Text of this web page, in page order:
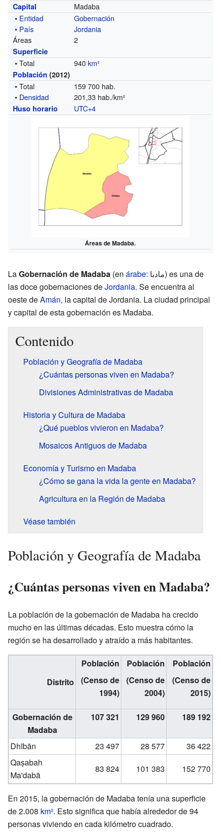
Capital
Madaba
• Entidad
Gobernación
• País
Jordania
Áreas
2
Superficie
• Total 940km²
Población (2012)
• Total
159 700 hab.
• Densidad 201,33 hab./km²
Huso horario UTC+4
Áreas de Madaba.
LaGobernación de Madaba (en árabe: مادبا) es una de
las doce gobernaciones deJordania. Se encuentra al
oeste deAmán, la capital de Jordania. La ciudad principal
y capital de esta gobernación es Madaba.
Contenido
Población y Geografía de Madaba
¿Cuántas personas viven en Madaba?
Divisiones Administrativas de Madaba
Historia y Cultura de Madaba
¿Qué pueblos vivieron en Madaba?
Mosaicos Antiguos de Madaba
Economía y Turismo en Madaba
¿Cómo se gana la vida la gente en Madaba?
Agricultura en la Región de Madaba
Véase también
Población y Geografía de Madaba
¿Cuántas personas viven en Madaba?
La población de la gobernación de Madaba ha crecido
mucho en las últimas décadas. Esto muestra cómo la
región se ha desarrollado y atraído a más habitantes.
Distrito
Población
(Censo de
1994)
Población
(Censo de
2004)
Población
(Censo de
2015)
Gobernación de
Madaba
107 321 129 960 189 192
Dhībān 23 497 28 577
36 422
Qaṣabah
Ma'dabā
83 824 101 383 152 770
En 2015, la gobernación de Madaba tenía una superficie
de 2.008 km². Esto significa que había alrededor de 94
personas viviendo en cada kilómetro cuadrado.